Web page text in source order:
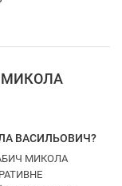
МИКОЛА
ВАСИЛЬОВИЧ?
МИКОЛА